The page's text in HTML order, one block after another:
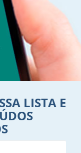
LISTA E